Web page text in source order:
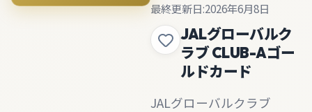
最終更新日:2026年6月8日
JALグローバルク
ラブ CLUB-Aゴー
ルドカード
JALグローバルクラブ